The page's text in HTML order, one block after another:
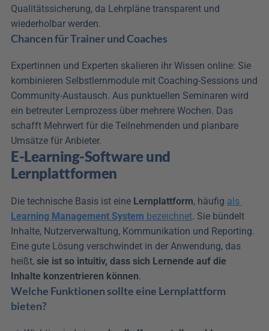
Qualitätssicherung, da Lehrpläne transparent und
wiederholbar werden.
Chancen für Trainer und Coaches
Expertinnen und Experten skalieren ihr Wissen online: Sie
kombinieren Selbstlernmodule mit Coaching-Sessions und
Community-Austausch. Aus punktuellen Seminaren wird
ein betreuter Lernprozess über mehrere Wochen. Das
schafft Mehrwert für die Teilnehmenden und planbare
Umsätze für Anbieter.
E-Learning-Software und
Lernplattformen
Die technische Basis ist eine Lernplattform, häufig
Learning Management System bezeichnet. Sie bündelt
Inhalte, Nutzerverwaltung, Kommunikation und Reporting.
Eine gute Lösung verschwindet in der Anwendung, das
heißt, sie ist so intuitiv, dass sich Lernende auf die
Inhalte konzentrieren können.
Welche Funktionen sollte eine Lernplattform
bieten?